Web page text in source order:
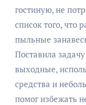
гостиную, не
список того, что
пыльные
Поставила
выходные,
средства и
помог избежать